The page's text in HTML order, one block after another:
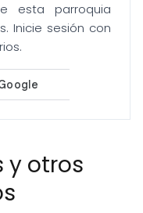
esta parroquia
Inicie sesión con
y otros